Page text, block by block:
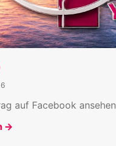
auf Facebook ansehen
→